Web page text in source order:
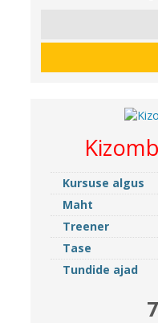
Kursuse algus
Maht
Treener
Tase
Tundide ajad